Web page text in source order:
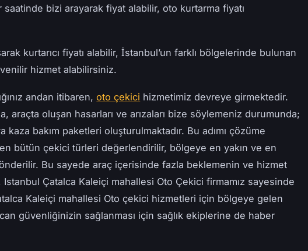
saatinde bizi arayarak fiyat alabilir, oto kurtarma fiyatı
kurtarıcı fiyatı alabilir, İstanbul’un farklı bölgelerinde bulunan
hizmet alabilirsiniz.
andan itibaren,oto çekici hizmetimiz devreye girmektedir.
araçta oluşan hasarları ve arızaları bize söylemeniz durumunda;
kaza bakım paketleri oluşturulmaktadır. Bu adımı çözüme
bütün çekici türleri değerlendirilir, bölgeye en yakın ve en
Bu sayede araç içerisinde fazla beklemenin ve hizmet
Çatalca Kaleiçi mahallesi Oto Çekici firmamız sayesinde
Kaleiçi mahallesi Oto çekici hizmetleri için bölgeye gelen
güvenliğinizin sağlanması için sağlık ekiplerine de haber